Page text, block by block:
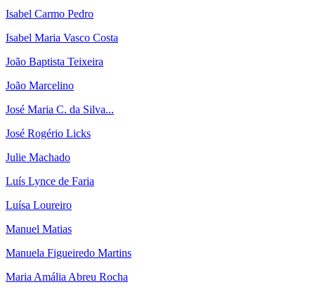
Isabel Carmo Pedro
Isabel Maria Vasco Costa
João Baptista Teixeira
João Marcelino
José Maria C. da Silva...
José Rogério Licks
Julie Machado
Luís Lynce de Faria
Luísa Loureiro
Manuel Matias
Manuela Figueiredo Martins
Maria Amália Abreu Rocha